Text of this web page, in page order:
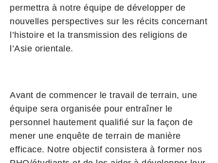
permettra à notre équipe de développer de
nouvelles perspectives sur les récits concernant
l’histoire et la transmission des religions de
l’Asie orientale.
Avant de commencer le travail de terrain, une
équipe sera organisée pour entraîner le
personnel hautement qualifié sur la façon de
mener une enquête de terrain de manière
efficace. Notre objectif consistera à former nos